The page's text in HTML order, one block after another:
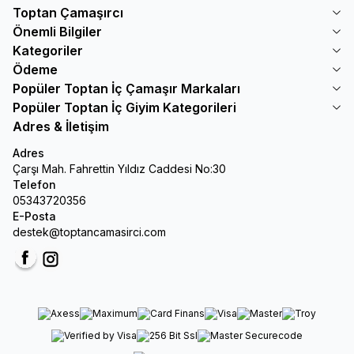
Toptan Çamaşırcı
Önemli Bilgiler
Kategoriler
Ödeme
Popüler Toptan İç Çamaşır Markaları
Popüler Toptan İç Giyim Kategorileri
Adres & İletişim
Adres
Çarşı Mah. Fahrettin Yıldız Caddesi No:30
Telefon
05343720356
E-Posta
destek@toptancamasirci.com
FacebookInstagram